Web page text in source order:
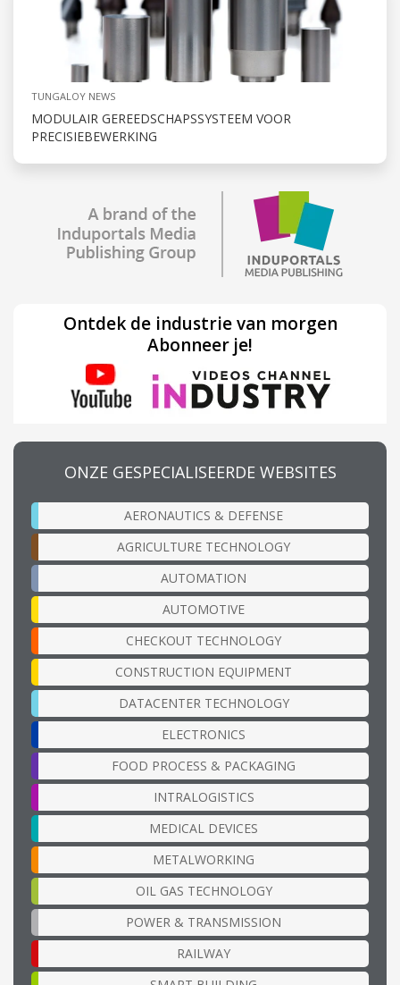
TUNGALOY NEWS
MODULAIR GEREEDSCHAPSSYSTEEM VOOR
PRECISIEBEWERKING
Ontdek de industrie van morgen
Abonneer je!
ONZE GESPECIALISEERDE WEBSITES
AERONAUTICS & DEFENSE
AGRICULTURE TECHNOLOGY
AUTOMATION
AUTOMOTIVE
CHECKOUT TECHNOLOGY
CONSTRUCTION EQUIPMENT
DATACENTER TECHNOLOGY
ELECTRONICS
FOOD PROCESS & PACKAGING
INTRALOGISTICS
MEDICAL DEVICES
METALWORKING
OIL GAS TECHNOLOGY
POWER & TRANSMISSION
RAILWAY